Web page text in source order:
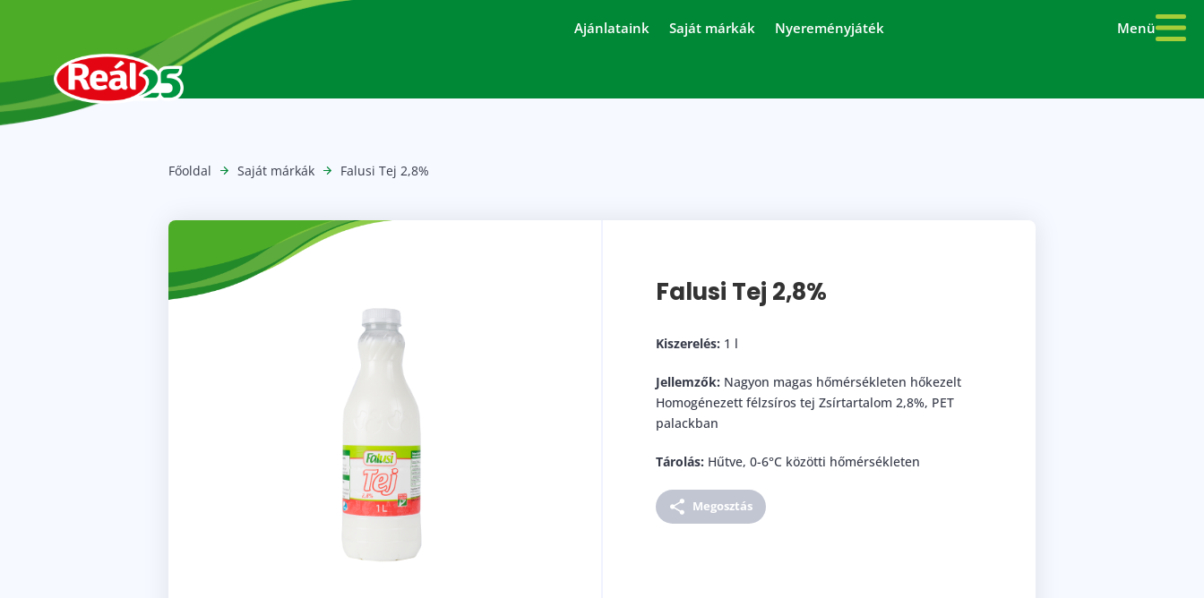
Ajánlataink Saját márkák Nyereményjáték Menü
Főoldal Saját márkák Falusi Tej 2,8%
Falusi Tej 2,8%
Kiszerelés: 1 l
Jellemzők: Nagyon magas hőmérsékleten hőkezelt
Homogénezett félzsíros tej Zsírtartalom 2,8%, PET
palackban
Tárolás: Hűtve, 0-6°C közötti hőmérsékleten
Megosztás